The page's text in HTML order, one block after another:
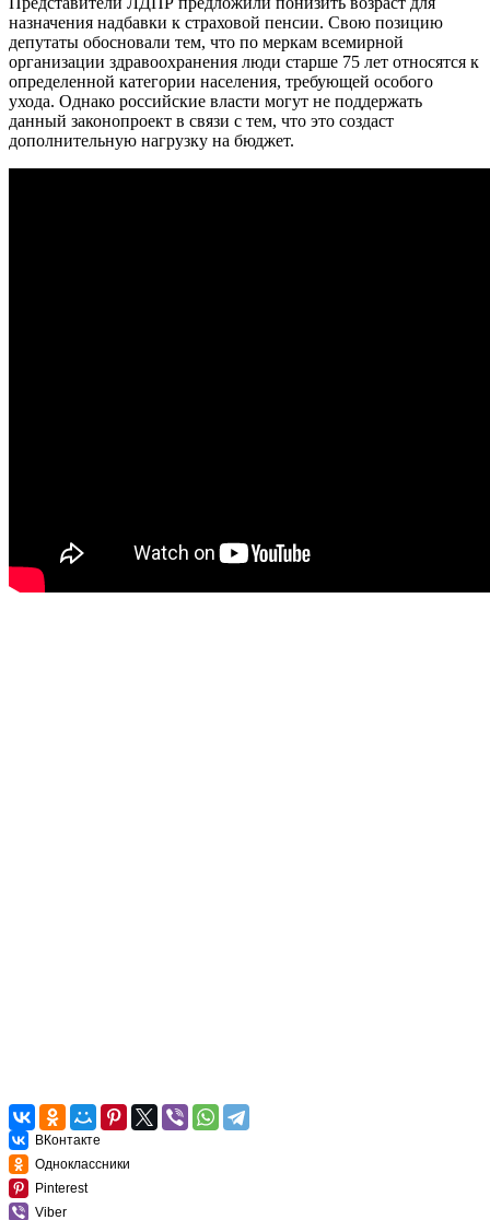
назначения надбавки к страховой пенсии. Свою позицию
депутаты обосновали тем, что по меркам всемирной
организации здравоохранения люди старше 75 лет относятся к
определенной категории населения, требующей особого
ухода. Однако российские власти могут не поддержать
данный законопроект в связи с тем, что это создаст
дополнительную нагрузку на бюджет.
ВКонтакте
Одноклассники
Pinterest
Viber